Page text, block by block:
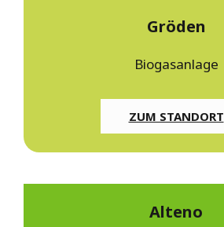
Gröden
Biogasanlage
ZUM STANDORT
Alteno